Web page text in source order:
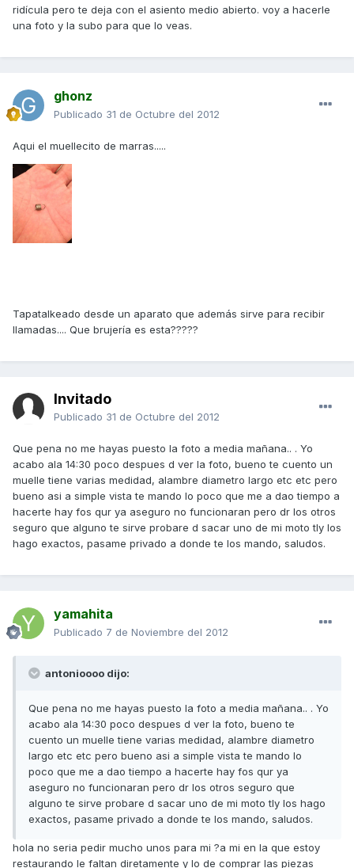
ridícula pero te deja con el asiento medio abierto. voy a hacerle
una foto y la subo para que lo veas.
ghonz
Publicado 31 de Octubre del 2012
Aqui el muellecito de marras.....
Tapatalkeado desde un aparato que además sirve para recibir
llamadas.... Que brujería es esta?????
Invitado
Publicado 31 de Octubre del 2012
Que pena no me hayas puesto la foto a media mañana.. . Yo
acabo ala 14:30 poco despues d ver la foto, bueno te cuento un
muelle tiene varias medidad, alambre diametro largo etc etc pero
bueno asi a simple vista te mando lo poco que me a dao tiempo a
hacerte hay fos qur ya aseguro no funcionaran pero dr los otros
seguro que alguno te sirve probare d sacar uno de mi moto tly los
hago exactos, pasame privado a donde te los mando, saludos.
yamahita
Publicado 7 de Noviembre del 2012
antonioooo dijo:
Que pena no me hayas puesto la foto a media mañana.. . Yo
acabo ala 14:30 poco despues d ver la foto, bueno te
cuento un muelle tiene varias medidad, alambre diametro
largo etc etc pero bueno asi a simple vista te mando lo
poco que me a dao tiempo a hacerte hay fos qur ya
aseguro no funcionaran pero dr los otros seguro que
alguno te sirve probare d sacar uno de mi moto tly los hago
exactos, pasame privado a donde te los mando, saludos.
hola no seria pedir mucho unos para mi ?a mi en la que estoy
restaurando le faltan diretamente y lo de comprar las piezas